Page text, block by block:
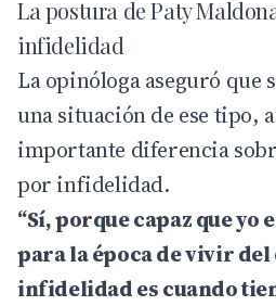
La postura de Paty
infidelidad
La opinóloga aseguró que
una situación de ese tipo,
importante diferencia
por infidelidad.
“Sí, porque capaz que yo
para la época de vivir
infidelidad es cuando